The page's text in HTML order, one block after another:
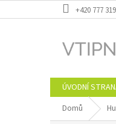
na
+420 777
ÚVODNÍ
Domů